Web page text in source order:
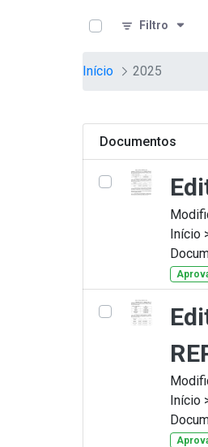
teste descricaoFiltro
Início 2025
Documentos
Início
Início